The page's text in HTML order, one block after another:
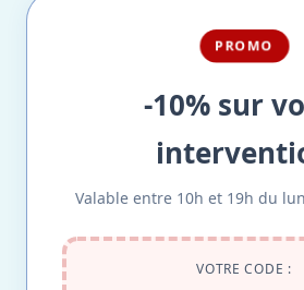
PROMO
-10% sur
Valable entre 10h et 19h du
VOTRE CODE :